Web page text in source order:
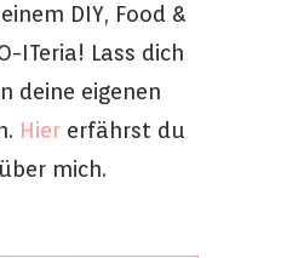
DIY, Food &
ITeria! Lass dich
deine eigenen
Hier erfährst du
mich.